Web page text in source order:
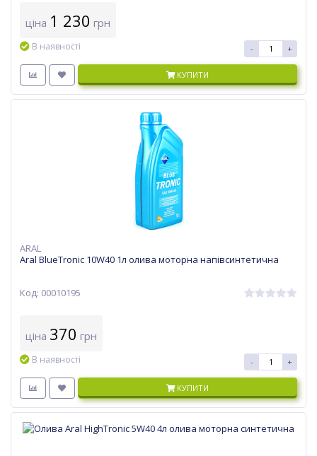
ціна 1 230 грн
В наявності - +
КУПИТИ
ARAL
Aral BlueTronic 10W40 1л олива моторна напівсинтетична
Код: 00010195
ціна 370 грн
В наявності - +
КУПИТИ